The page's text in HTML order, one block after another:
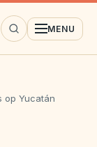
MENU
op Yucatán